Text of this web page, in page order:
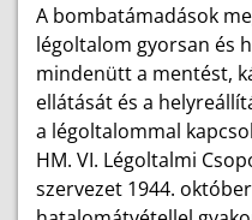
A bombatámadások
légoltalom gyorsan és
mindenütt a mentést,
ellátását és a
a légoltalommal
HM. VI. Légoltalmi
szervezet 1944.